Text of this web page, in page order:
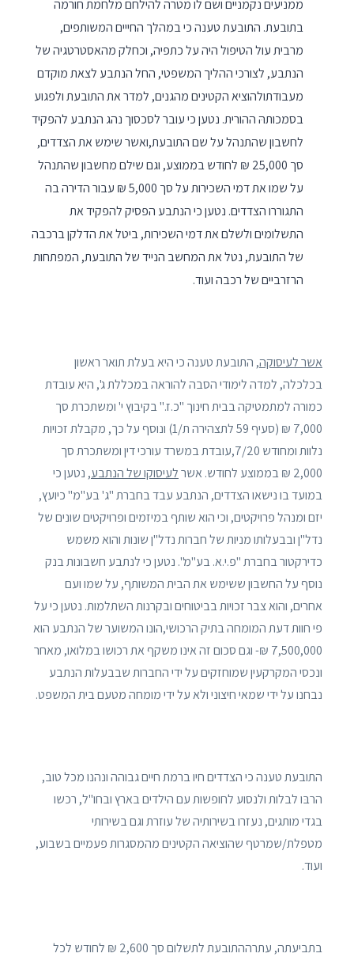
ממניעים נקמניים ושם לו מטרה להילחם מלחמת חורמה
בתובעת. התובעת טענה כי במהלך החייים המשותפים,
מרבית עול הטיפול היה על כתפיה, וכחלק מהאסטרטגיה של
הנתבע, לצורכי ההליך המשפטי, החל הנתבע לצאת מוקדם
מעבודתולהוציא הקטינים מהגנים, למדר את התובעת ולפגוע
בסמכותהּ ההורית. נטען כי עובר לסכסוך נהג הנתבע להפקיד
לחשבון שהתנהל על שם התובעת,ואשר שימש את הצדדים,
סך 25,000 ₪ לחודש בממוצע, וגם שילם מחשבון שהתנהל
על שמו את דמי השכירות על סך 5,000 ₪ עבור הדירה בה
התגוררו הצדדים. נטען כי הנתבע הפסיק להפקיד את
התשלומים ולשלם את דמי השכירות, ביטל את הדלקן ברכבה
של התובעת, נטל את המחשב הנייד של התובעת, המפתחות
הרזרביים של רכבה ועוד.
אשר לעיסוקה, התובעת טענה כי היא בעלת תואר ראשון
בכלכלה, למדה לימודי הסבה להוראה במכללת ג', היא עובדת
כמורה למתמטיקה בבית חינוך "כ.ז." בקיבוץ י' ומשתכרת סך
7,000 ₪ (סעיף 59 לתצהירה ת/1) ונוסף על כך, מקבלת זכויות
נלוות ומחודש 7/20,עובדת במשרד עורכי דין ומשתכרת סך
2,000 ₪ בממוצע לחודש. אשר
לעיסוקו של הנתבע, נטען כי
במועד בו נישאו הצדדים, הנתבע עבד בחברת "ג' בע"מ" כיועץ,
יזם ומנהל פרויקטים, וכי הוא שותף במיזמים ופרויקטים שונים של
נדל"ן ובבעלותו מניות של חברות נדל"ן שונות והוא משמש
כדירקטור בחברת "פ.י.א. בע"מ". נטען כי לנתבע חשבונות בנק
נוסף על החשבון ששימש את הבית המשותף, על שמו ועם
אחרים, והוא צבר זכויות בביטוחים ובקרנות השתלמות. נטען כי על
פי חוות דעת המומחה בתיק הרכושי,הונו המשוער של הנתבע הוא
7,500,000 ₪- וגם סכום זה אינו משקף את רכושו במלואו, מאחר
ונכסי המקרקעין שמוחזקים על ידי החברות שבבעלות הנתבע
נבחנו על ידי שמאי חיצוני ולא על ידי מומחה מטעם בית המשפט.
התובעת טענה כי הצדדים חיו ברמת חיים גבוהה ונהנו מכל טוב,
הרבּו לבלות ולנסוע לחופשות עם הילדים בארץ ובחו"ל, רכשו
בגדי מותגים, נעזרו בשירותיה של עוזרת וגם בשירותי
מטפלת/שמרטף שהוציאה הקטינים מהמסגרות פעמיים בשבוע,
ועוד.
בתביעתה, עתרההתובעת לתשלום סך 2,600 ₪ לחודש לכל